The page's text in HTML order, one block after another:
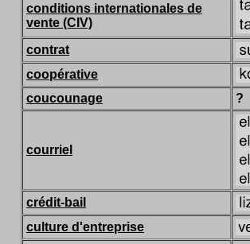
conditions internationales de
vente (CIV)
contrat
coopérative
coucounage
?
courriel
crédit-bail
culture d'entreprise